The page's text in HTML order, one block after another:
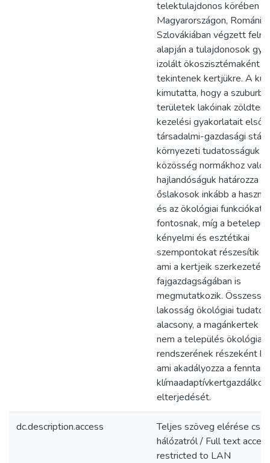
telektulajdonos körében
Magyarországon,
Szlovákiában végzett
alapján a tulajdonosok
izolált ökoszisztémaként
tekintenek kertjükre. A
kimutatta, hogy a
területek lakóinak
kezelési gyakorlatait
társadalmi-gazdasági
környezeti tudatosságuk
közösség normákhoz való
hajlandóságuk határozza
őslakosok inkább a
és az ökológiai funkciókat
fontosnak, míg a
kényelmi és esztétikai
szempontokat részesítik
ami a kertjeik
fajgazdagságában is
megmutatkozik.
lakosság ökológiai
alacsony, a magánkertek
nem a település ökológiai
rendszerének részeként
ami akadályozza a
elterjedését.
dc.description.access
Teljes szöveg elérése
hálózatról / Full text
restricted to LAN